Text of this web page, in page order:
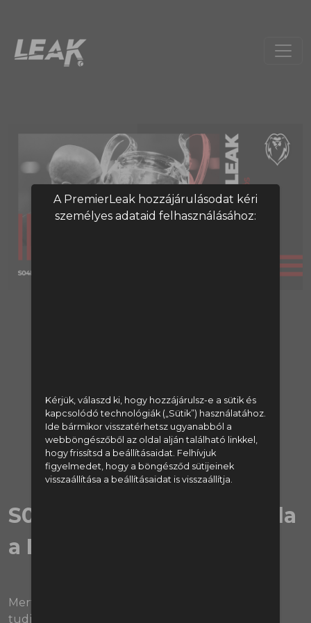
A PremierLeak hozzájárulásodat kéri
személyes adataid felhasználásához:
Kérjük, válaszd ki, hogy hozzájárulsz-e a sütik és
kapcsolódó technológiák („Sütik”) használatához.
Ide bármikor visszatérhetsz ugyanabból a
webböngészőből az oldal alján található linkkel,
hogy frissítsd a beállításaidat. Felhívjuk
figyelmedet, hogy a böngésződ sütijeinek
visszaállítása a beállításaidat is visszaállítja.
vagy lépj be:
Bejelentkezés
S04E28 | Kik érhetnek oda
a BL helyekre?
Merthát ez érdekel mindenkit, nem? Papa óta
tudjuk, hogy a 4. hely és a BL-szereplés a